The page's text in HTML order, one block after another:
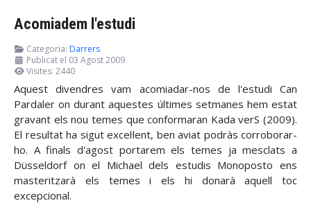
Acomiadem l'estudi
Categoria: Darrers
Publicat el 03 Agost 2009
Visites: 2440
Aquest divendres vam acomiadar-nos de l'estudi Can
Pardaler on durant aquestes últimes setmanes hem estat
gravant els nou temes que conformaran Kada verS (2009).
El resultat ha sigut excel·lent, ben aviat podràs corroborar-
ho. A finals d'agost portarem els temes ja mesclats a
Düsseldorf on el Michael dels estudis Monoposto ens
masteritzarà els temes i els hi donarà aquell toc
excepcional.